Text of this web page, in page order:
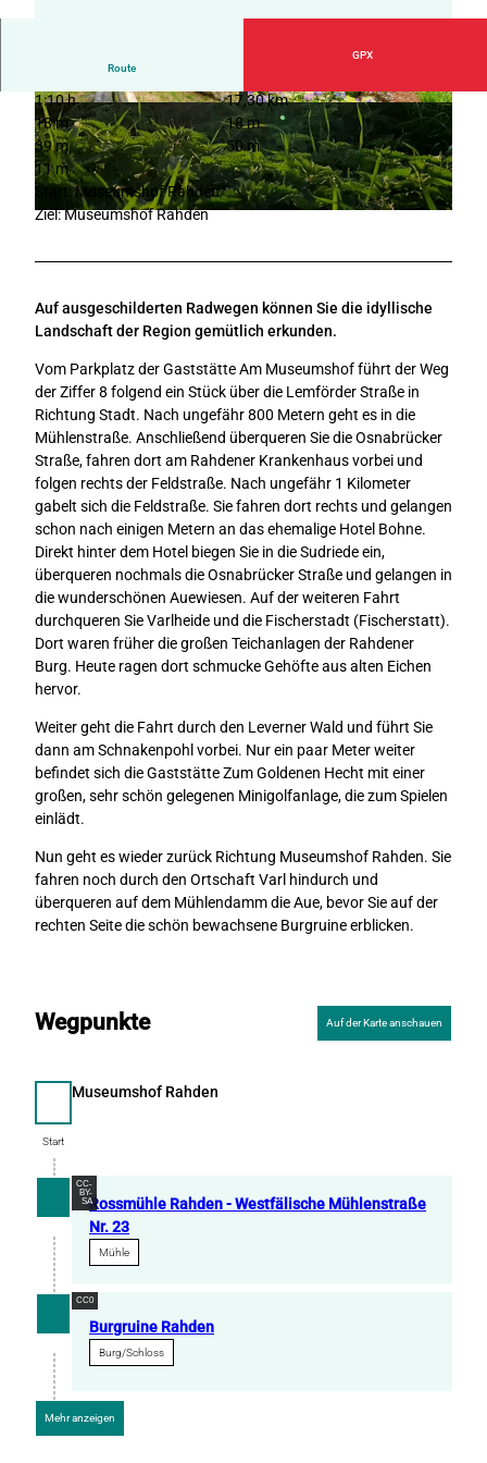
©CC-BY-SA
© Teutoburger Wald Tourismus, D. Ketz © Teutoburger Wald Tourismus, D. Ketz
Route
GPX
1:10 h
17,30 km
18 m
18 m
39 m
50 m
11 m
Start: Museumshof Rahden
Ziel: Museumshof Rahden
Auf ausgeschilderten Radwegen können Sie die idyllische
Landschaft der Region gemütlich erkunden.
Vom Parkplatz der Gaststätte Am Museumshof führt der Weg
der Ziffer 8 folgend ein Stück über die Lemförder Straße in
Richtung Stadt. Nach ungefähr 800 Metern geht es in die
Mühlenstraße. Anschließend überqueren Sie die Osnabrücker
Straße, fahren dort am Rahdener Krankenhaus vorbei und
folgen rechts der Feldstraße. Nach ungefähr 1 Kilometer
gabelt sich die Feldstraße. Sie fahren dort rechts und gelangen
schon nach einigen Metern an das ehemalige Hotel Bohne.
Direkt hinter dem Hotel biegen Sie in die Sudriede ein,
überqueren nochmals die Osnabrücker Straße und gelangen in
die wunderschönen Auewiesen. Auf der weiteren Fahrt
durchqueren Sie Varlheide und die Fischerstadt (Fischerstatt).
Dort waren früher die großen Teichanlagen der Rahdener
Burg. Heute ragen dort schmucke Gehöfte aus alten Eichen
hervor.
Weiter geht die Fahrt durch den Leverner Wald und führt Sie
dann am Schnakenpohl vorbei. Nur ein paar Meter weiter
befindet sich die Gaststätte Zum Goldenen Hecht mit einer
großen, sehr schön gelegenen Minigolfanlage, die zum Spielen
einlädt.
Nun geht es wieder zurück Richtung Museumshof Rahden. Sie
fahren noch durch den Ortschaft Varl hindurch und
überqueren auf dem Mühlendamm die Aue, bevor Sie auf der
rechten Seite die schön bewachsene Burgruine erblicken.
Wegpunkte Auf der Karte anschauen
Start
Museumshof Rahden
CC-
BY-
SARossmühle Rahden - Westfälische Mühlenstraße
Nr. 23
Mühle
CC0
Burgruine Rahden
Burg/Schloss
Mehr anzeigen